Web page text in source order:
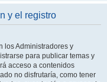
y el registro
los Administradores y
para publicar temas y
acceso a contenidos
no disfrutaría, como tener